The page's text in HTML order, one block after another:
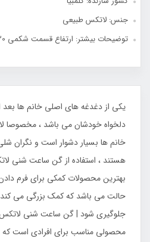
جنس: لاتکس طبیعی
توضیحات بیشتر: ارتفاع قسمت شکمی 30 سانتی متر
یکی از دغدغه های اصلی خانم ها بعد
دلخواه خودشان می باشد ، مخصوصا
خانم ها بسیار دشوار است و نگران
هستند ، استفاده از گن ساعت شنی
بهترین محصولات کمکی برای فرم
حالت می باشد که کمک بزرگی می کند
جلوگیری شود | گن ساعت شنی لاتکس
محصولی مناسب برای افرادی است